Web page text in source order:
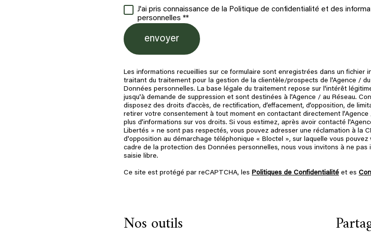
J'ai pris connaissance de la Politique de confidentialité et des
personnelles **
envoyer
Les informations recueillies sur ce formulaire sont enregistrées dans un fichier
traitant du traitement pour la gestion de la clientèle/prospects de l'Agence /
Données personnelles. La base légale du traitement repose sur l'intérêt
jusqu'à demande de suppression et sont destinées à l'Agence / au Réseau.
disposez des droits d’accès, de rectification, d’effacement, d’opposition, de
retirer votre consentement à tout moment en contactant directement l’Agence
plus d’informations sur vos droits. Si vous estimez, après avoir contacté
Libertés » ne sont pas respectés, vous pouvez adresser une réclamation à la
d'opposition au démarchage téléphonique « Bloctel », sur laquelle vous pouvez
cadre de la protection des Données personnelles, nous vous invitons à ne
saisie libre.
Ce site est protégé par reCAPTCHA, les Politiques de Confidentialité et es
Nos outils